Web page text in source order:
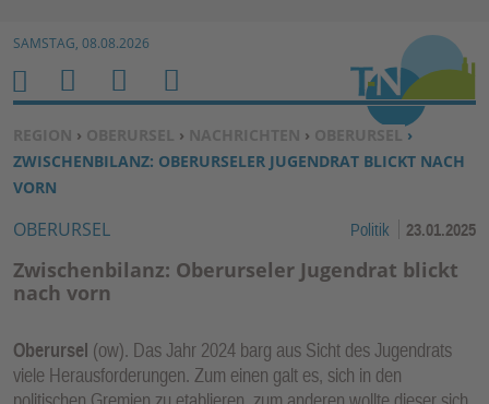
Zum Inhalt springen ↓
SAMSTAG, 08.08.2026
SIE BEFINDEN SICH HIER:
REGION › OBERURSEL › NACHRICHTEN › OBERURSEL ›
ZWISCHENBILANZ: OBERURSELER JUGENDRAT BLICKT NACH
VORN
OBERURSEL Politik 23.01.2025
Zwischenbilanz: Oberurseler Jugendrat blickt
nach vorn
Oberursel (ow). Das Jahr 2024 barg aus Sicht des Jugendrats
viele Herausforderungen. Zum einen galt es, sich in den
H
O
M
E
M
E
N
S
U
C
B
E
N
E
U
N